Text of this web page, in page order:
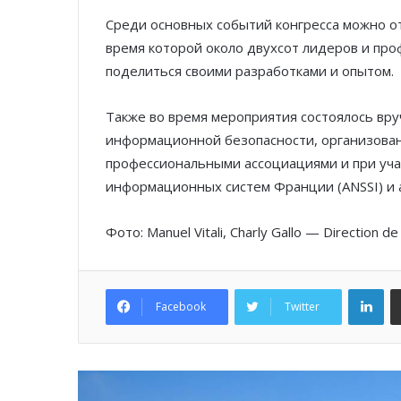
Среди основных событий конгресса можно
время которой около двухсот лидеров и
поделиться своими разработками и опытом.
Также во время мероприятия состоялось
информационной безопасности,
профессиональными ассоциациями и при
информационных систем Франции (ANSSI) и
Фото: Manuel Vitali, Charly Gallo — Direction de
Facebook Twitter